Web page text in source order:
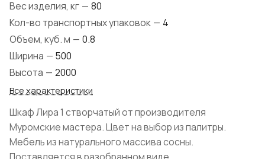
Вес изделия, кг — 80
Кол-во транспортных упаковок — 4
Объем, куб. м — 0.8
Ширина — 500
Высота — 2000
Все характеристики
Шкаф Лира 1 створчатый от производителя
Муромские мастера. Цвет на выбор из палитры.
Мебель из натурального массива сосны.